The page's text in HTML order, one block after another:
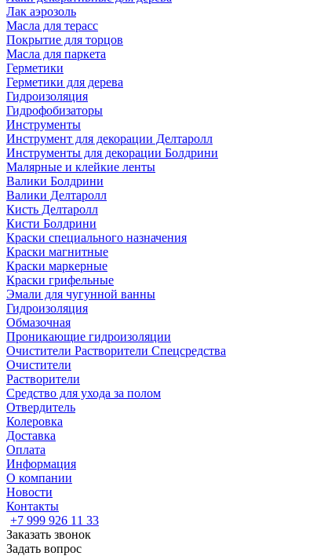
Лак аэрозоль
Масла для терасс
Покрытие для торцов
Масла для паркета
Герметики
Герметики для дерева
Гидроизоляция
Гидрофобизаторы
Инструменты
Инструмент для декорации Делтаролл
Инструменты для декорации Болдрини
Малярные и клейкие ленты
Валики Болдрини
Валики Делтаролл
Кисть Делтаролл
Кисти Болдрини
Краски специального назначения
Краски магнитные
Краски маркерные
Краски грифельные
Эмали для чугунной ванны
Гидроизоляция
Обмазочная
Проникающие гидроизоляции
Очистители Растворители Спецсредства
Очистители
Растворители
Средство для ухода за полом
Отвердитель
Колеровка
Доставка
Оплата
Информация
О компании
Новости
Контакты
+7 999 926 11 33
Заказать звонок
Задать вопрос